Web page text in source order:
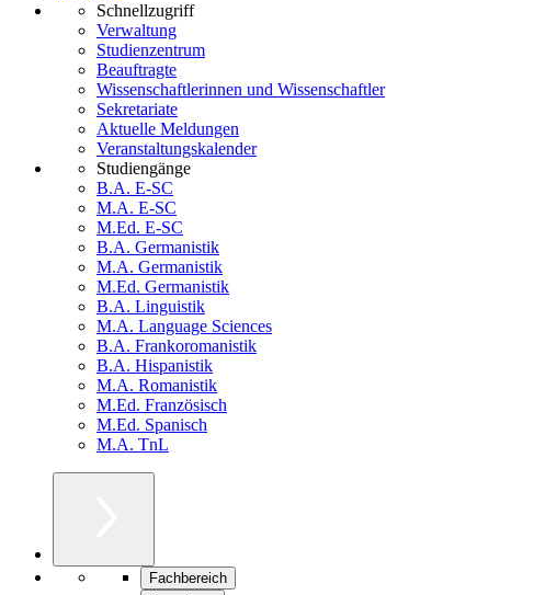
Schnellzugriff
Verwaltung
Studienzentrum
Beauftragte
Wissenschaftlerinnen und Wissenschaftler
Sekretariate
Aktuelle Meldungen
Veranstaltungskalender
Studiengänge
B.A. E-SC
M.A. E-SC
M.Ed. E-SC
B.A. Germanistik
M.A. Germanistik
M.Ed. Germanistik
B.A. Linguistik
M.A. Language Sciences
B.A. Frankoromanistik
B.A. Hispanistik
M.A. Romanistik
M.Ed. Französisch
M.Ed. Spanisch
M.A. TnL
Fachbereich